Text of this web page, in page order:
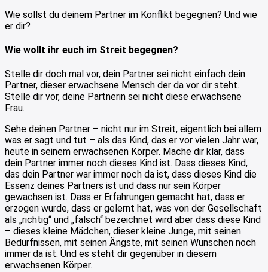
Wie sollst du deinem Partner im Konflikt begegnen? Und wie
er dir?
Wie wollt ihr euch im Streit begegnen?
Stelle dir doch mal vor, dein Partner sei nicht einfach dein
Partner, dieser erwachsene Mensch der da vor dir steht.
Stelle dir vor, deine Partnerin sei nicht diese erwachsene
Frau.
Sehe deinen Partner – nicht nur im Streit, eigentlich bei allem
was er sagt und tut – als das Kind, das er vor vielen Jahr war,
heute in seinem erwachsenen Körper. Mache dir klar, dass
dein Partner immer noch dieses Kind ist. Dass dieses Kind,
das dein Partner war immer noch da ist, dass dieses Kind die
Essenz deines Partners ist und dass nur sein Körper
gewachsen ist. Dass er Erfahrungen gemacht hat, dass er
erzogen wurde, dass er gelernt hat, was von der Gesellschaft
als „richtig“ und „falsch“ bezeichnet wird aber dass diese Kind
– dieses kleine Mädchen, dieser kleine Junge, mit seinen
Bedürfnissen, mit seinen Ängste, mit seinen Wünschen noch
immer da ist. Und es steht dir gegenüber in diesem
erwachsenen Körper.